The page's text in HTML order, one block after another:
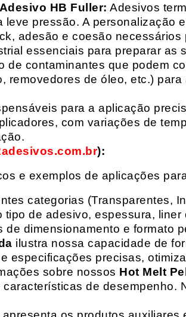
HB Fuller: Adesivos
pressão. A personalização
adesão e coesão necessários
essenciais para preparar as
contaminantes que podem
removedores de óleo, etc.)
para a aplicação
com variações de
):
e exemplos de aplicações
categorias (Transparentes,
de adesivo, espessura,
dimensionamento e formato
ilustra nossa capacidade de
especificações precisas,
sobre nossos Hot Melt
de desempenho.